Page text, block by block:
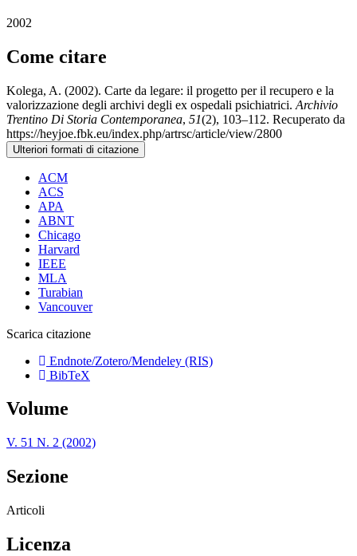
2002
Come citare
Kolega, A. (2002). Carte da legare: il progetto per il recupero e la
valorizzazione degli archivi degli ex ospedali psichiatrici. Archivio
Trentino Di Storia Contemporanea, 51(2), 103–112. Recuperato da
https://heyjoe.fbk.eu/index.php/artrsc/article/view/2800
Ulteriori formati di citazione
ACM
ACS
APA
ABNT
Chicago
Harvard
IEEE
MLA
Turabian
Vancouver
Scarica citazione
Endnote/Zotero/Mendeley (RIS)
BibTeX
Volume
V. 51 N. 2 (2002)
Sezione
Articoli
Licenza